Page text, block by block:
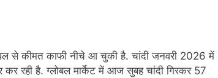
से कीमत काफी नीचे आ चुकी है. चांदी जनवरी 2026 में
रही है. ग्‍लोबल मार्केट में आज सुबह चांदी ग‍िरकर 57